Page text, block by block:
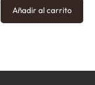
Añadir al carrito